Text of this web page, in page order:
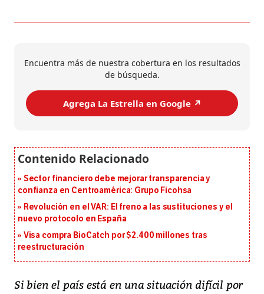
Encuentra más de nuestra cobertura en los resultados
de búsqueda.
Agrega La Estrella en Google ↗️
Sector financiero debe mejorar transparencia y
confianza en Centroamérica: Grupo Ficohsa
Revolución en el VAR: El freno a las sustituciones y el
nuevo protocolo en España
Visa compra BioCatch por $2.400 millones tras
reestructuración
Si bien el país está en una situación difícil por